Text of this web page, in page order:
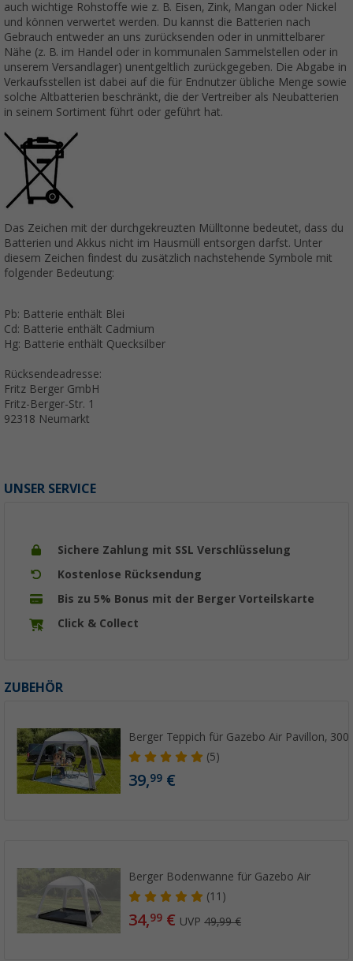
auch wichtige Rohstoffe wie z. B. Eisen, Zink, Mangan oder Nickel
und können verwertet werden. Du kannst die Batterien nach
Gebrauch entweder an uns zurücksenden oder in unmittelbarer
Nähe (z. B. im Handel oder in kommunalen Sammelstellen oder in
unserem Versandlager) unentgeltlich zurückgegeben. Die Abgabe in
Verkaufsstellen ist dabei auf die für Endnutzer übliche Menge sowie
solche Altbatterien beschränkt, die der Vertreiber als Neubatterien
in seinem Sortiment führt oder geführt hat.
Das Zeichen mit der durchgekreuzten Mülltonne bedeutet, dass du
Batterien und Akkus nicht im Hausmüll entsorgen darfst. Unter
diesem Zeichen findest du zusätzlich nachstehende Symbole mit
folgender Bedeutung:
Pb: Batterie enthält Blei
Cd: Batterie enthält Cadmium
Hg: Batterie enthält Quecksilber
Rücksendeadresse:
Fritz Berger GmbH
Fritz-Berger-Str. 1
92318 Neumarkt
UNSER SERVICE
Sichere Zahlung mit SSL Verschlüsselung
Kostenlose Rücksendung
Bis zu 5% Bonus mit der Berger Vorteilskarte
Click & Collect
ZUBEHÖR
Berger Teppich für Gazebo Air Pavillon, 300
(5)
39,99 €
Berger Bodenwanne für Gazebo Air
(11)
34,99 € UVP49,99 €